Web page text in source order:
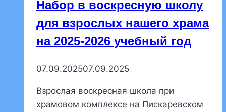
Набор в воскресную школу
для взрослых нашего храма
на 2025-2026 учебный год
07.09.202507.09.2025
Взрослая воскресная школа при
храмовом комплексе на Пискаревском